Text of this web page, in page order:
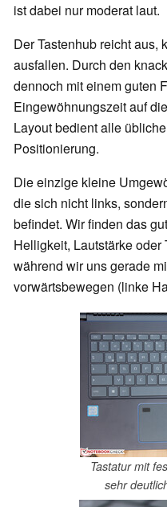
ist dabei nur moderat laut.
Der Tastenhub reicht aus,
ausfallen. Durch den
dennoch mit einem guten
Eingewöhnungszeit auf
Layout bedient alle
Positionierung.
Die einzige kleine
die sich nicht links,
befindet. Wir finden das
Helligkeit, Lautstärke
während wir uns gerade
vorwärtsbewegen (linke
Tastatur mit
sehr